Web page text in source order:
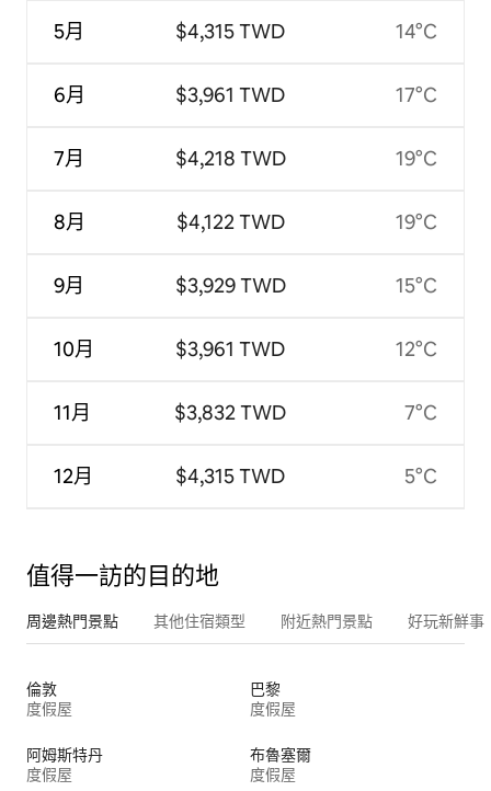
5月
6月
7月
8月
9月
10月
11月
12月
$4,315 TWD
$3,961 TWD
$4,218 TWD
$4,122 TWD
$3,929 TWD
$3,961 TWD
$3,832 TWD
$4,315 TWD
14°C
17°C
19°C
19°C
15°C
12°C
7°C
5°C
值得一訪的目的地
周邊熱門景點 其他住宿類型 附近熱門景點 好玩新鮮事
倫敦
度假屋
巴黎
度假屋
阿姆斯特丹
度假屋
布魯塞爾
度假屋